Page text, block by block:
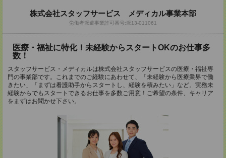
株式会社スタッフサービス メディカル事業本部
労働者派遣事業許可番号:派13-011061
医療・福祉に特化！未経験からスタートOKのお仕事多
数！
スタッフサービス・メディカルは株式会社スタッフサービスの医療・福祉専
門の事業部です。これまでのご経験にあわせて、「未経験から医療業界で働
きたい」「まずは看護助手からスタートし、経験を積みたい」など。実務未
経験からでもスタートできるお仕事を多数ご用意！ご希望の条件、キャリア
をまずはお聞かせ下さい。